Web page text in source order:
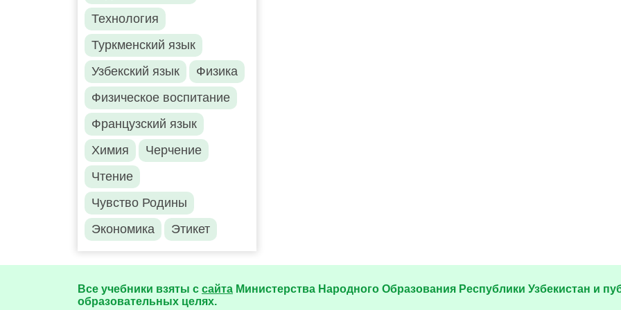
Технология
Туркменский язык
Узбекский язык
Физика
Физическое воспитание
Французский язык
Химия
Черчение
Чтение
Чувство Родины
Экономика
Этикет
Все учебники взяты с сайта Министерства Народного Образования Республики Узбекистан и
образовательных целях.